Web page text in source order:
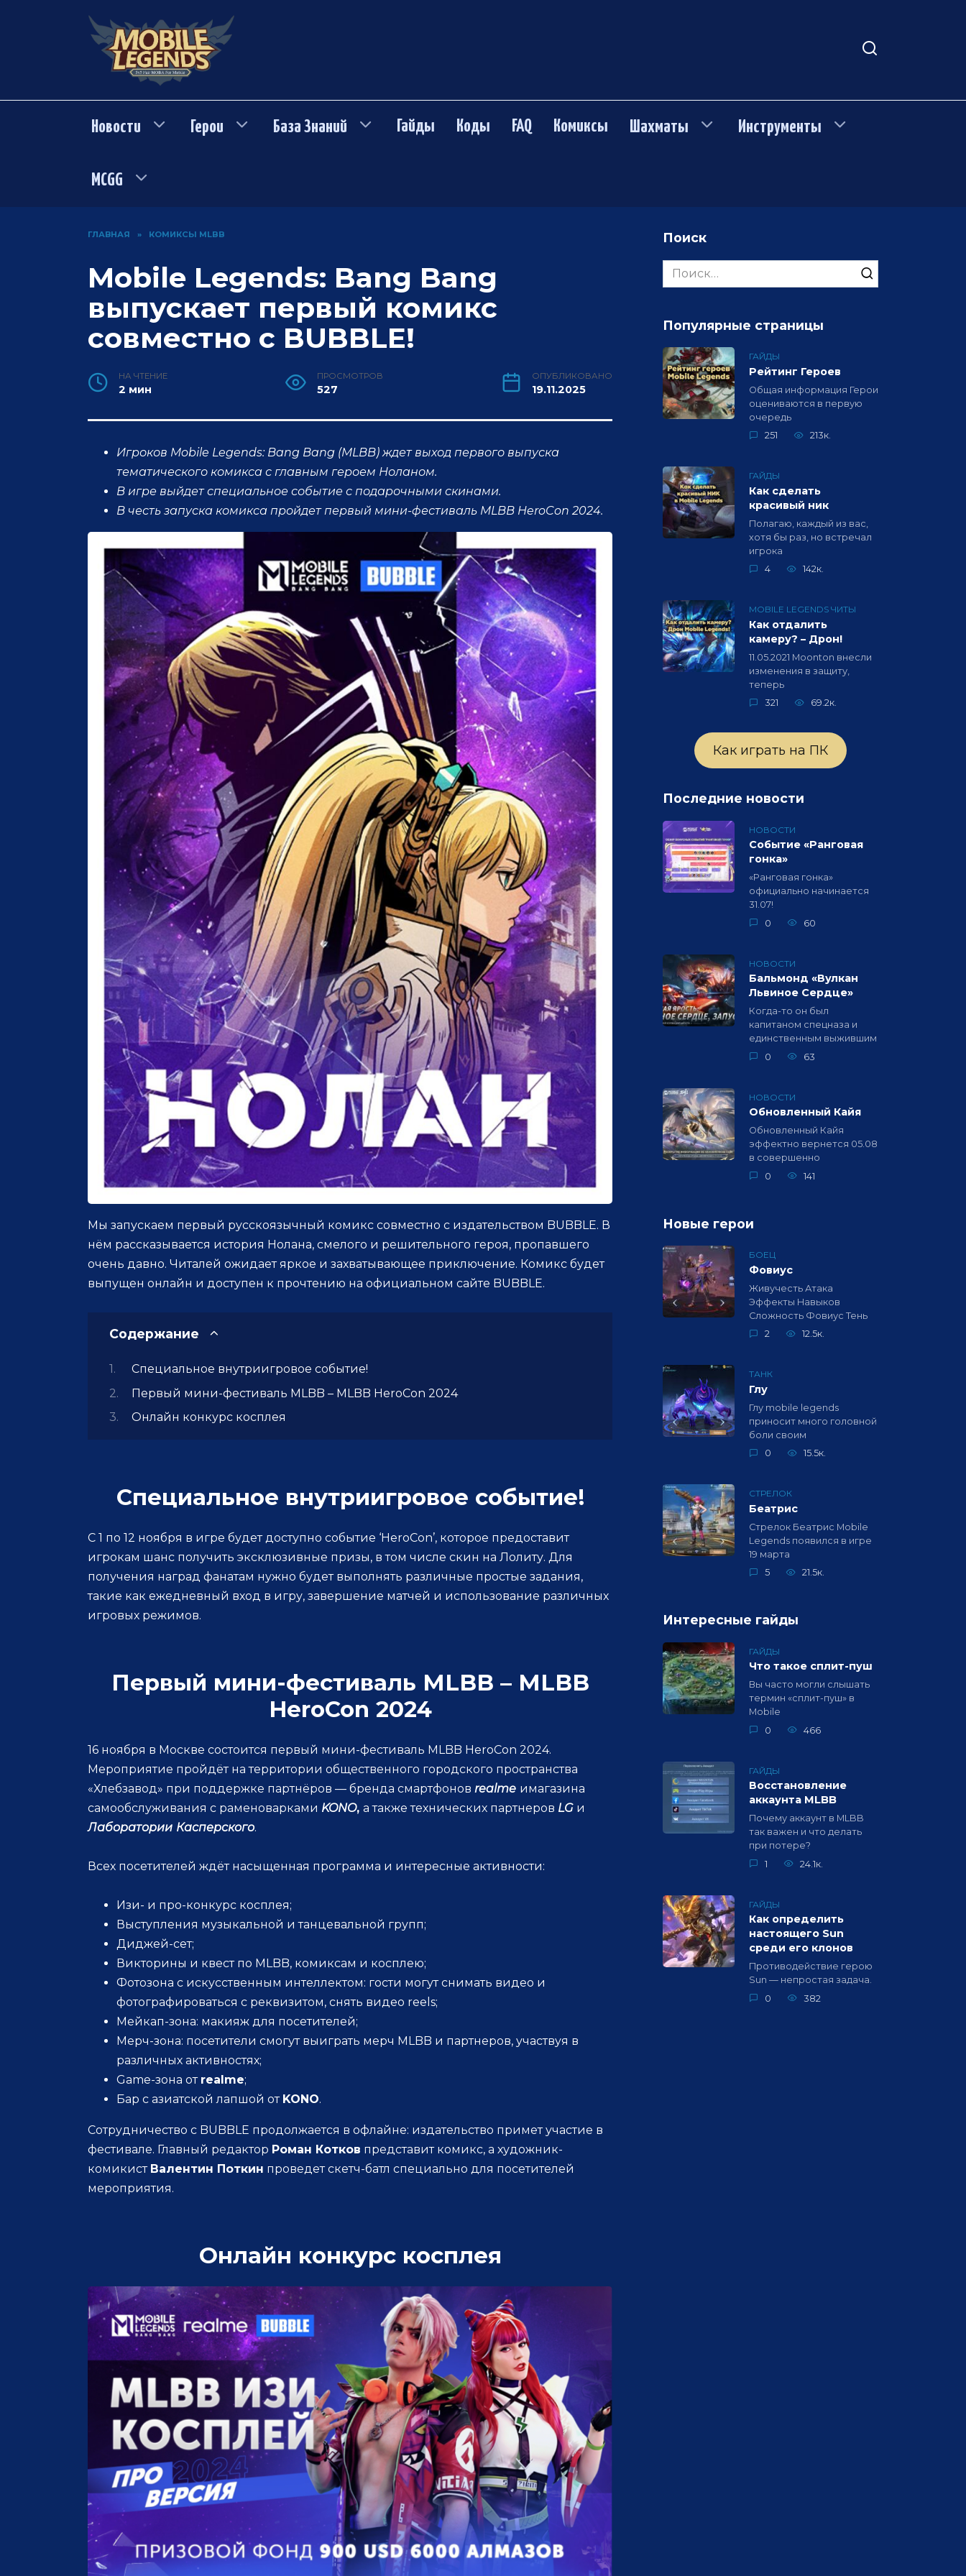
Новости Герои База Знаний Гайды Коды FAQ Комиксы Шахматы Инструменты
MCGG
ГЛАВНАЯ » КОМИКСЫ MLBB
Mobile Legends: Bang Bang
выпускает первый комикс
совместно с BUBBLE!
НА ЧТЕНИЕ
2 мин
ПРОСМОТРОВ
527
ОПУБЛИКОВАНО
19.11.2025
Игроков Mobile Legends: Bang Bang (MLBB) ждет выход первого выпуска
тематического комикса с главным героем Ноланом.
В игре выйдет специальное событие с подарочными скинами.
В честь запуска комикса пройдет первый мини-фестиваль MLBB HeroCon 2024.
Мы запускаем первый русскоязычный комикс совместно с издательством BUBBLE. В
нём рассказывается история Нолана, смелого и решительного героя, пропавшего
очень давно. Читалей ожидает яркое и захватывающее приключение. Комикс будет
выпущен онлайн и доступен к прочтению на официальном сайте BUBBLE.
Содержание
Специальное внутриигровое событие!
Первый мини-фестиваль MLBB – MLBB HeroCon 2024
Онлайн конкурс косплея
Специальное внутриигровое событие!
С 1 по 12 ноября в игре будет доступно событие ‘HeroCon’, которое предоставит
игрокам шанс получить эксклюзивные призы, в том числе скин на Лолиту. Для
получения наград фанатам нужно будет выполнять различные простые задания,
такие как ежедневный вход в игру, завершение матчей и использование различных
игровых режимов.
Первый мини-фестиваль MLBB – MLBB
HeroCon 2024
16 ноября в Москве состоится первый мини-фестиваль MLBB HeroCon 2024.
Мероприятие пройдёт на территории общественного городского пространства
«Хлебзавод» при поддержке партнёров — бренда смартфонов realme имагазина
самообслуживания с раменоварками KONO, а также технических партнеров LG и
Лаборатории Касперского.
Всех посетителей ждёт насыщенная программа и интересные активности:
Изи- и про-конкурс косплея;
Выступления музыкальной и танцевальной групп;
Диджей-сет;
Викторины и квест по MLBB, комиксам и косплею;
Фотозона с искусственным интеллектом: гости могут снимать видео и
фотографироваться с реквизитом, снять видео reels;
Мейкап-зона: макияж для посетителей;
Мерч-зона: посетители смогут выиграть мерч MLBB и партнеров, участвуя в
различных активностях;
Game-зона от realme;
Бар c азиатской лапшой от KONO.
Сотрудничество с BUBBLE продолжается в офлайне: издательство примет участие в
фестивале. Главный редактор Роман Котков представит комикс, а художник-
комикист Валентин Поткин проведет скетч-батл специально для посетителей
мероприятия.
Онлайн конкурс косплея
Поиск
Search
for:
Популярные страницы
ГАЙДЫ
Рейтинг Героев
Общая информация Герои
оцениваются в первую
очередь
251
213к.
ГАЙДЫ
Как сделать
красивый ник
Полагаю, каждый из вас,
хотя бы раз, но встречал
игрока
4
142к.
MOBILE LEGENDS ЧИТЫ
Как отдалить
камеру? – Дрон!
11.05.2021 Moonton внесли
изменения в защиту,
теперь
321
69.2к.
Как играть на ПК
Последние новости
НОВОСТИ
Событие «Ранговая
гонка»
«Ранговая гонка»
официально начинается
31.07!
0
60
НОВОСТИ
Бальмонд «Вулкан
Львиное Сердце»
Когда-то он был
капитаном спецназа и
единственным выжившим
0
63
НОВОСТИ
Обновленный Кайя
Обновленный Кайя
эффектно вернется 05.08
в совершенно
0
141
Новые герои
БОЕЦ
Фовиус
Живучесть Атака
Эффекты Навыков
Сложность Фовиус Тень
2
12.5к.
ТАНК
Глу
Глу mobile legends
приносит много головной
боли своим
0
15.5к.
СТРЕЛОК
Беатрис
Стрелок Беатрис Mobile
Legends появился в игре
19 марта
5
21.5к.
Интересные гайды
ГАЙДЫ
Что такое сплит-пуш
Вы часто могли слышать
термин «сплит-пуш» в
Mobile
0
466
ГАЙДЫ
Восстановление
аккаунта MLBB
Почему аккаунт в MLBB
так важен и что делать
при потере?
1
24.1к.
ГАЙДЫ
Как определить
настоящего Sun
среди его клонов
Противодействие герою
Sun — непростая задача.
0
382